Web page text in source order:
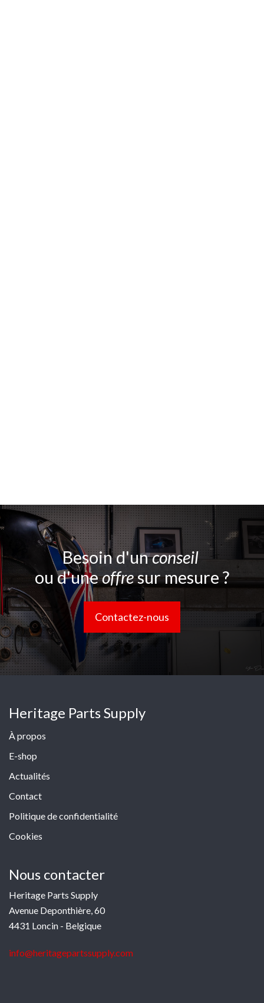
Besoin d'unconseil
ou d'uneoffresur mesure ?
Contactez-nous
Heritage Parts Supply
À propos
E-shop
Actualités
Contact
Politique de confidentialité
Cookies
Nous contacter
Heritage Parts Supply
Avenue Deponthière, 60
4431 Loncin - Belgique
info@heritagepartssupply.com